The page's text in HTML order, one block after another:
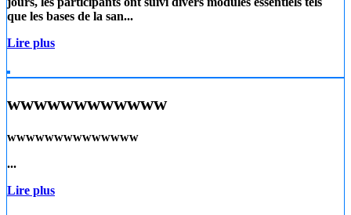
que les bases de la san...
Lire plus
wwwwwwwwwwww
wwwwwwwwwwwwww
...
Lire plus